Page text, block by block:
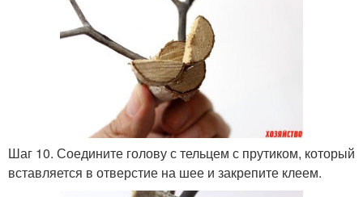
Шаг 10. Соедините голову с тельцем с прутиком, который
вставляется в отверстие на шее и закрепите клеем.